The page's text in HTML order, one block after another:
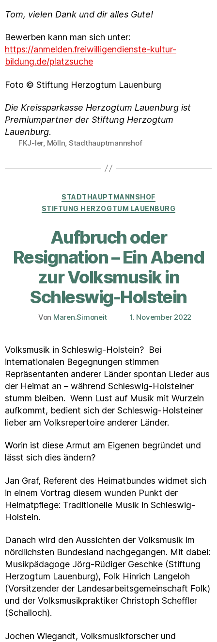
Tom, vielen Dank und dir alles Gute!
Bewerben kann man sich unter:
https://anmelden.freiwilligendienste-kultur-
bildung.de/platzsuche
Foto © Stiftung Herzogtum Lauenburg
Die Kreissparkasse Herzogtum Lauenburg ist
Premiumpartner der Stiftung Herzogtum
Lauenburg.
Schlagwörter
FKJ-ler, Mölln, Stadthauptmannshof
Kategorien
STADTHAUPTMANNSHOF
STIFTUNG HERZOGTUM LAUENBURG
Aufbruch oder
Resignation – Ein Abend
zur Volksmusik in
Schleswig-Holstein
Beitragsautor
Von Maren.Simoneit Veröffentlichungsdatum
1. November 2022
Volksmusik in Schleswig-Holstein? Bei
internationalen Begegnungen stimmen
Repräsentanten anderer Länder spontan Lieder aus
der Heimat an – während Schleswig-Holsteiner
stumm bleiben. Wenn Lust auf Musik mit Wurzeln
aufkommt, bedient sich der Schleswig-Holsteiner
lieber am Volksrepertoire anderer Länder.
Worin ist diese Armut am Eigenen begründet und
lässt sich dies ändern?
Jan Graf, Referent des Heimatbundes widmet sich
in einem Vortrag diesem wunden Punkt der
Heimatpflege: Traditionelle Musik in Schleswig-
Holstein.
Danach wird den Aussichten der Volksmusik im
nördlichsten Bundesland nachgegangen. Mit dabei:
Musikpädagoge Jörg-Rüdiger Geschke (Stiftung
Herzogtum Lauenburg), Folk Hinrich Langeloh
(Vorsitzender der Landesarbeitsgemeinschaft Folk)
und der Volksmusikpraktiker Christoph Scheffler
(Schalloch).
Jochen Wiegandt, Volksmusikforscher und